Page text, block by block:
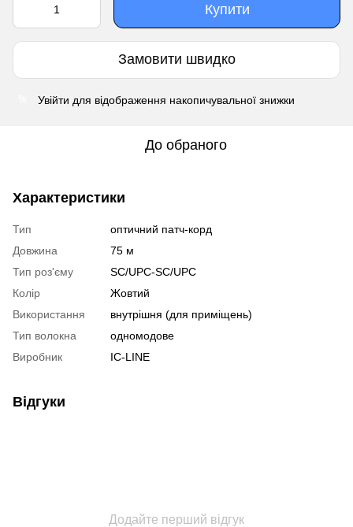
Купити
Замовити швидко
Увійти для відображення накопичувальної знижки
До обраного
Характеристики
Тип
оптичний патч-корд
Довжина
75 м
Тип роз'єму
SC/UPC-SC/UPC
Колір
Жовтий
Використання
внутрішня (для приміщень)
Тип волокна
одномодове
Виробник
IC-LINE
Відгуки
Додайте перший відгук